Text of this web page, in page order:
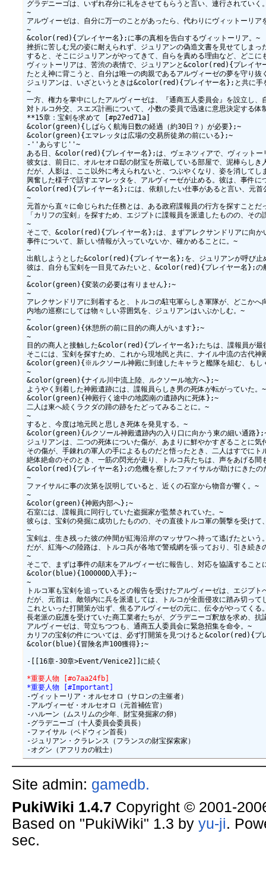
*重要人物 [#o7aa24fb]
*重要人物 [#Important]
-ヴィットーリア・オルセオロ（サロンの主催者）
-アルヴィーゼ・オルセオロ（元首補佐官）
-ハルーン（ムスリムの少年、財宝発掘家の卵）
-グラデニーゴ（十人委員会委員長）
-ファイサル（ベドウィン首長）
-ジュリアン・クラレンス（フランスの財宝探索家）
Site admin: gamedb.
PukiWiki 1.4.7 Copyright © 2001-
Based on "PukiWiki" 1.3 by yu-ji.
sec.